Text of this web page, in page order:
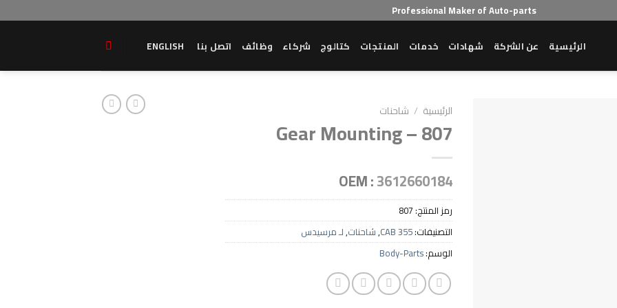
Professional Maker of Auto-parts
الرئيسية عن الشركة شهادات خدمات المنتجات كتالوج شركاء وظائف اتصل بنا ENGLISH
الرئيسية / شاحنات
Gear Mounting – 807
OEM :3612660184
رمز المنتج:807
التصنيفات:CAB 355
,شاحنات,لـ مرسيدس
الوسم:Body-Parts